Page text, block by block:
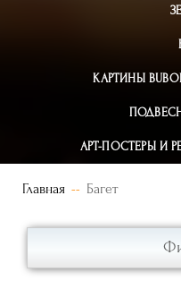
КАРТИНЫ
АРТ-ПОСТЕРЫ И
Главная Багет